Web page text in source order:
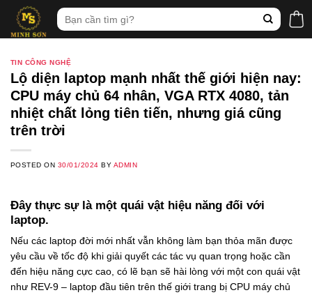
content
Tìm
kiếm:
TIN CÔNG NGHỆ
Lộ diện laptop mạnh nhất thế giới hiện nay:
CPU máy chủ 64 nhân, VGA RTX 4080, tản
nhiệt chất lỏng tiên tiến, nhưng giá cũng
trên trời
POSTED ON 30/01/2024 BY ADMIN
Đây thực sự là một quái vật hiệu năng đối với
laptop.
Nếu các laptop đời mới nhất vẫn không làm bạn thỏa mãn được
yêu cầu về tốc độ khi giải quyết các tác vụ quan trọng hoặc cần
đến hiệu năng cực cao, có lẽ bạn sẽ hài lòng với một con quái vật
như REV-9 – laptop đầu tiên trên thế giới trang bị CPU máy chủ